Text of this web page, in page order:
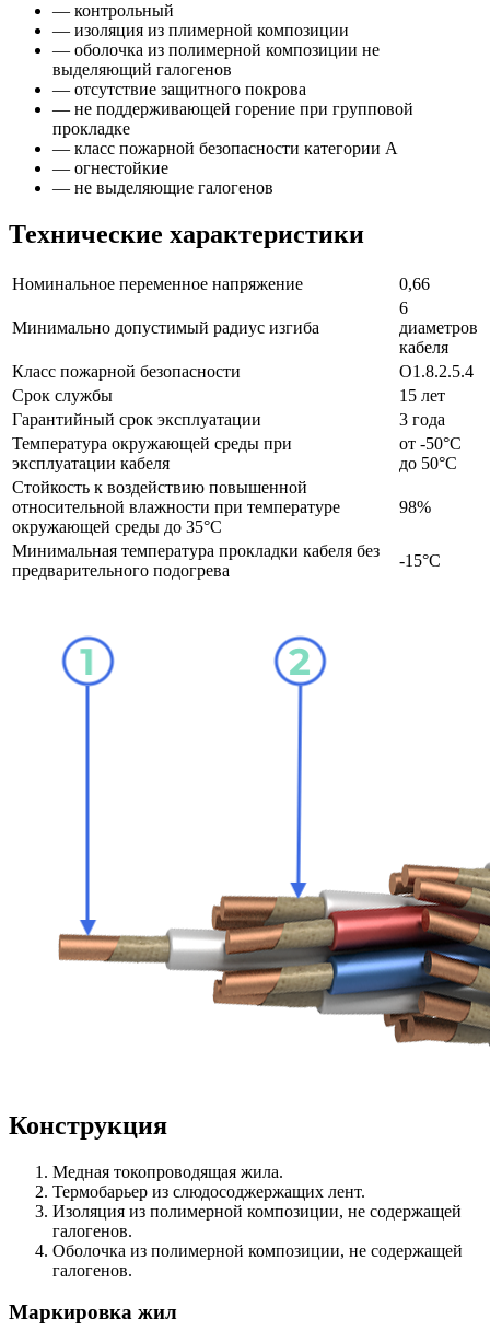
— контрольный
— изоляция из плимерной композиции
— оболочка из полимерной композиции не
выделяющий галогенов
— отсутствие защитного покрова
— не поддерживающей горение при групповой
прокладке
— класс пожарной безопасности категории А
— огнестойкие
— не выделяющие галогенов
Технические характеристики
Номинальное переменное напряжение 0,66
Минимально допустимый радиус изгиба
6
диаметров
кабеля
Класс пожарной безопасности
O1.8.2.5.4
Срок службы
15 лет
Гарантийный срок эксплуатации
3 года
Температура окружающей среды при
эксплуатации кабеля
от -50°С
до 50°С
Стойкость к воздействию повышенной
относительной влажности при температуре
окружающей среды до 35°C
98%
Минимальная температура прокладки кабеля без
предварительного подогрева
-15°С
Конструкция
Медная токопроводящая жила.
Термобарьер из слюдосоджержащих лент.
Изоляция из полимерной композиции, не содержащей
галогенов.
Оболочка из полимерной композиции, не содержащей
галогенов.
Маркировка жил